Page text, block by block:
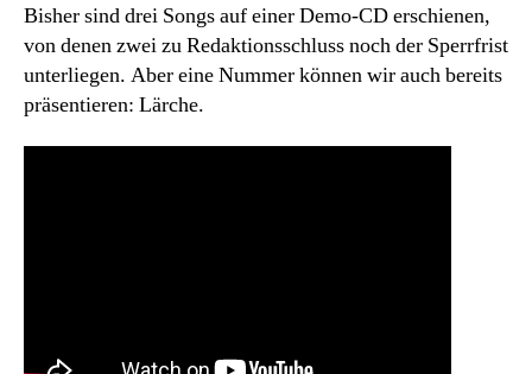
Bisher sind drei Songs auf einer Demo-CD erschienen,
von denen zwei zu Redaktionsschluss noch der Sperrfrist
unterliegen. Aber eine Nummer können wir auch bereits
präsentieren: Lärche.